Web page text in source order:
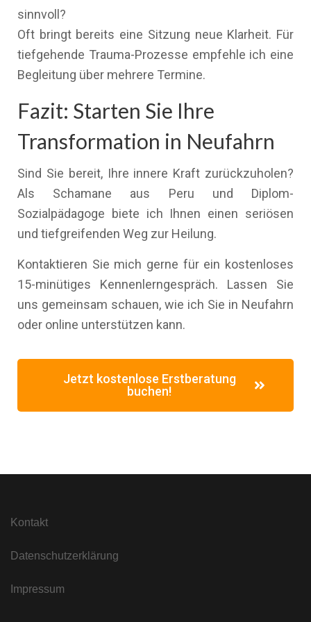
sinnvoll?
Oft bringt bereits eine Sitzung neue Klarheit. Für
tiefgehende Trauma-Prozesse empfehle ich eine
Begleitung über mehrere Termine.
Fazit: Starten Sie Ihre
Transformation in Neufahrn
Sind Sie bereit, Ihre innere Kraft zurückzuholen?
Als Schamane aus Peru und Diplom-
Sozialpädagoge biete ich Ihnen einen seriösen
und tiefgreifenden Weg zur Heilung.
Kontaktieren Sie mich gerne für ein kostenloses
15-minütiges Kennenlerngespräch. Lassen Sie
uns gemeinsam schauen, wie ich Sie in Neufahrn
oder online unterstützen kann.
Jetzt kostenlose Erstberatung
buchen!
Kontakt
Datenschutzerklärung
Impressum